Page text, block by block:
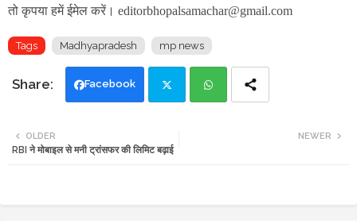
तो कृपया हमें ईमेल करें। editorbhopalsamachar@gmail.com
Tags Madhyapradesh mp news
Facebook
tte
NEWER
OLDER
RBI ने मोबाइल से मनी ट्रांसफर की लिमिट बढ़ाई